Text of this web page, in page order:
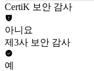
CertiK 보안 감사
아니요
제3사 보안 감사
예